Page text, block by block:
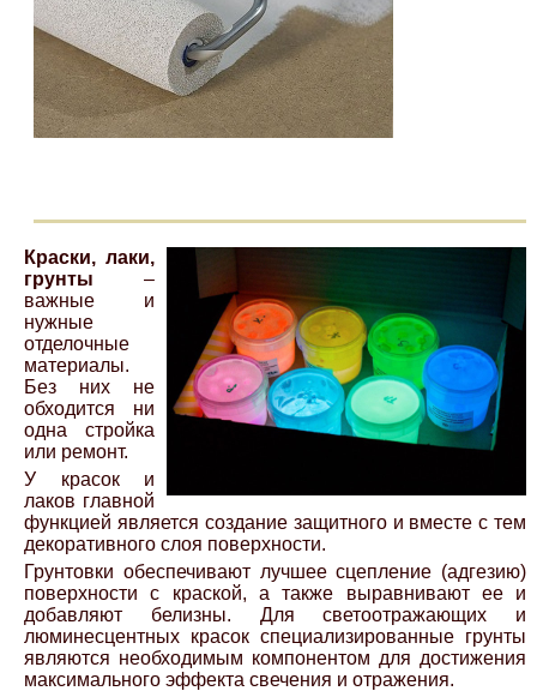
Краски, лаки,
грунты –
важные и
нужные
отделочные
материалы.
Без них не
обходится ни
одна стройка
или ремонт.
У красок и
лаков главной
функцией является создание защитного и вместе с тем
декоративного слоя поверхности.
Грунтовки обеспечивают лучшее сцепление (адгезию)
поверхности с краской, а также выравнивают ее и
добавляют белизны. Для светоотражающих и
люминесцентных красок специализированные грунты
являются необходимым компонентом для достижения
максимального эффекта свечения и отражения.